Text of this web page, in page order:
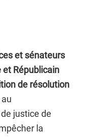
et sénateurs
et Républicain
de résolution
justice de
la